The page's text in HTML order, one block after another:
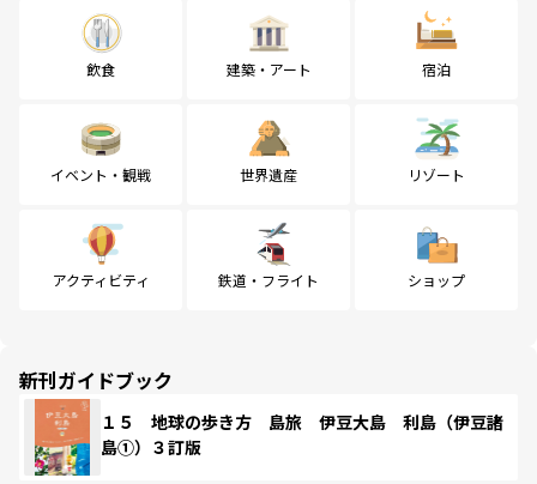
飲食 建築・アート 宿泊
イベント・観戦 世界遺産 リゾート
アクティビティ 鉄道・フライト ショップ
新刊ガイドブック
１５ 地球の歩き方 島旅 伊豆大島 利島（伊豆諸
島①）３訂版